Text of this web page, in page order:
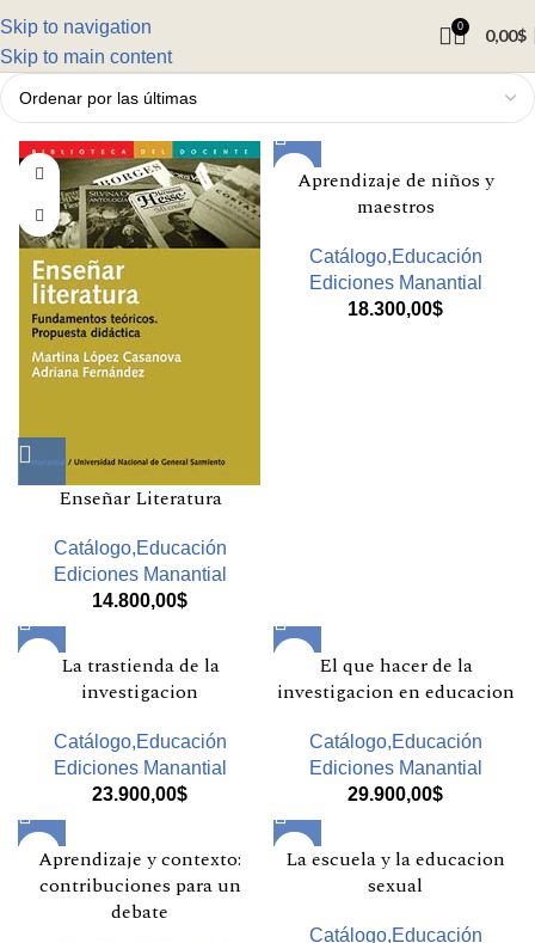
Skip to navigation
Skip to main content
0 0,00$
Enseñar Literatura
Catálogo,Educación
Ediciones Manantial
14.800,00$
Aprendizaje de niños y
maestros
Catálogo,Educación
Ediciones Manantial
18.300,00$
La trastienda de la
investigacion
Catálogo,Educación
Ediciones Manantial
23.900,00$
El que hacer de la
investigacion en educacion
Catálogo,Educación
Ediciones Manantial
29.900,00$
Aprendizaje y contexto:
contribuciones para un
debate
La escuela y la educacion
sexual
Catálogo,Educación